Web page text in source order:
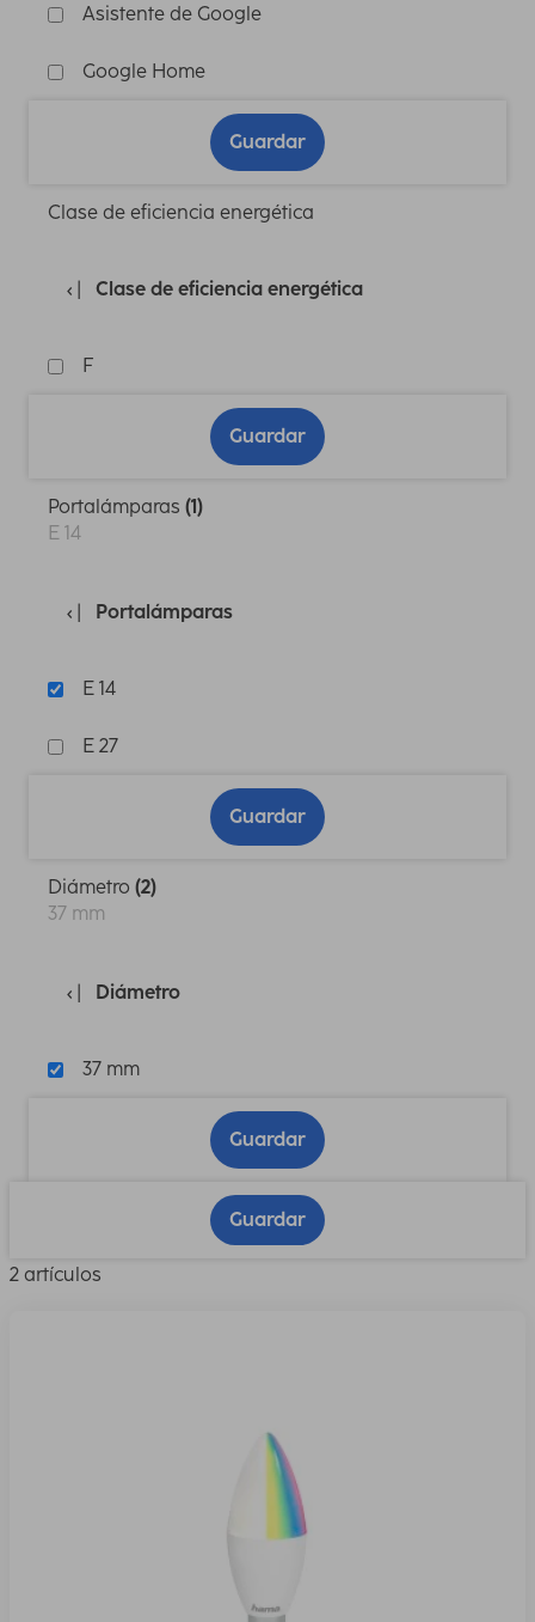
Asistente de Google
Google Home
Guardar
Clase de eficiencia energética
Clase de eficiencia energética
F
Guardar
Portalámparas (1)
E 14
Portalámparas
E 14
E 27
Guardar
Diámetro (2)
37 mm
Diámetro
37 mm
Guardar
Guardar
2 artículos